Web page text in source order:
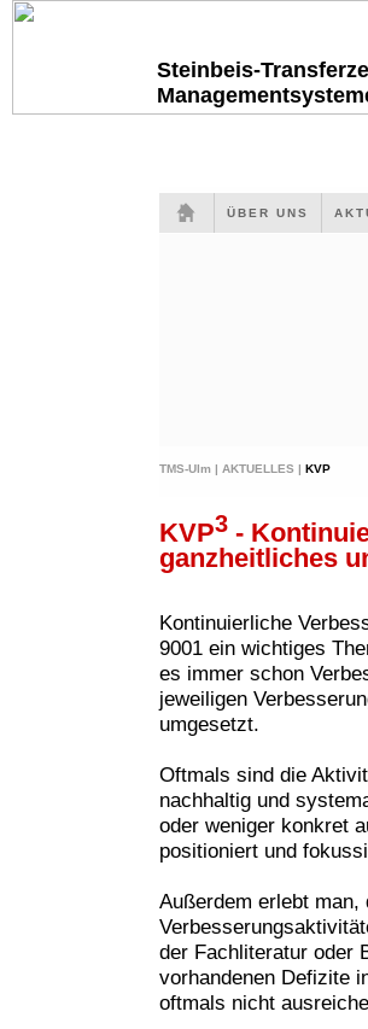
Steinbeis-
ÜBER UNS
TMS-Ulm | AKTUELLES | KVP
KVP3 -
ganzheitliches
Kontinuierliche
9001 ein wichtiges
es immer schon
jeweiligen
umgesetzt.
Oftmals sind die
nachhaltig und
oder weniger konkret
positioniert und
Außerdem erlebt
der Fachliteratur oder
vorhandenen Defizite
oftmals nicht